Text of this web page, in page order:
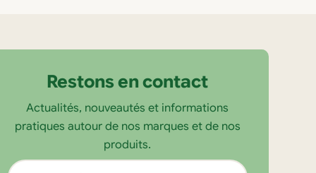
Restons en contact
Actualités, nouveautés et informations
pratiques autour de nos marques et de nos
produits.
Adresse